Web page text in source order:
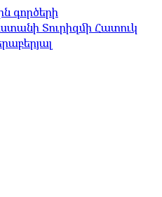
գործերի
Տուրիզմի Հատուկ